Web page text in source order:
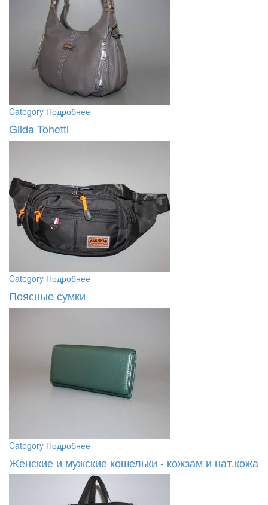
Category Подробнее
Gilda Tohetti
Category Подробнее
Поясные сумки
Category Подробнее
Женские и мужские кошельки - кожзам и нат.кожа